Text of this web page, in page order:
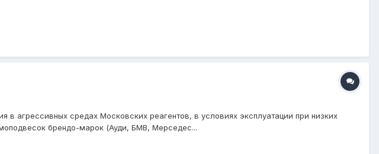
агрессивных средах Московских реагентов, в условиях эксплуатации при низких
брендо-марок (Ауди, БМВ, Мерседес...